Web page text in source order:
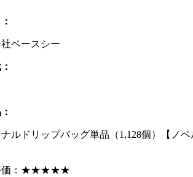
ベースシー
ルドリップバッグ単品（1,128個）【ノベ
価：★★★★★